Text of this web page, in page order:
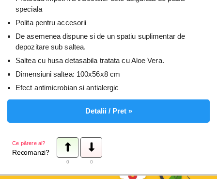
speciala
Polita pentru accesorii
De asemenea dispune si de un spatiu suplimentar de
depozitare sub saltea.
Saltea cu husa detasabila tratata cu Aloe Vera.
Dimensiuni saltea: 100x56x8 cm
Efect antimicrobian si antialergic
Detalii / Pret »
Ce părere ai?
Recomanzi?
0 0